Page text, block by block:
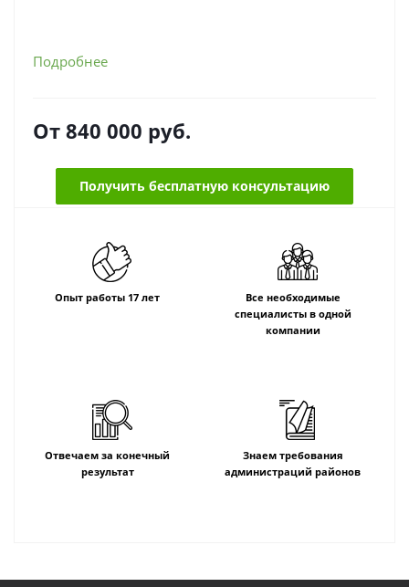
Подробнее
От 840 000 руб.
Получить бесплатную консультацию
Опыт работы 17 лет
Все необходимые
специалисты в одной
компании
Отвечаем за конечный
результат
Знаем требования
администраций районов